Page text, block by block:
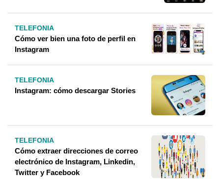
TELEFONIA
Cómo ver bien una foto de perfil en
Instagram
TELEFONIA
Instagram: cómo descargar Stories
TELEFONIA
Cómo extraer direcciones de correo
electrónico de Instagram, Linkedin,
Twitter y Facebook